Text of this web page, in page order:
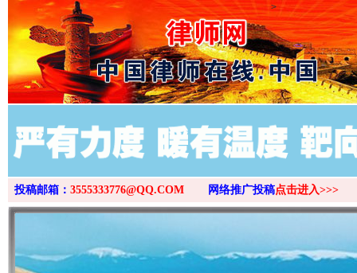
>
投稿邮箱： 3555333776@QQ.COM 网络推广投稿点击进入>>>